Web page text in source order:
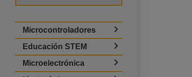
Microcontroladores
Educación STEM
Microelectrónica